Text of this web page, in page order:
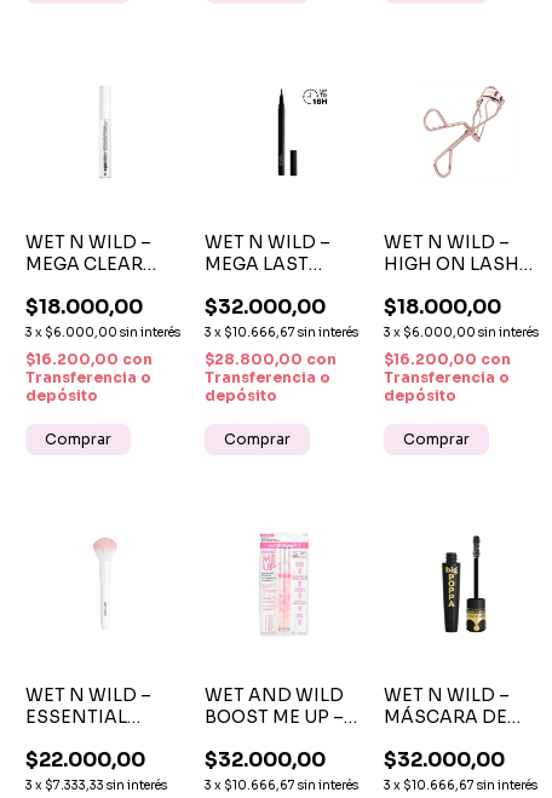
WET N WILD –
MEGA CLEAR
MASCARA
TRANSPARENTE
$18.000,00
3 x $6.000,00 sin interés
$16.200,00 con
Transferencia o
depósito
WET N WILD –
MEGA LAST
LIQUID EYELINER
BLACK
DELINEADOR
LÍQUIDO
$32.000,00
3 x $10.666,67 sin interés
$28.800,00 con
Transferencia o
depósito
WET N WILD –
HIGH ON LASH
RIZADOR DE
PESTAÑAS
$18.000,00
3 x $6.000,00 sin interés
$16.200,00 con
Transferencia o
depósito
WET N WILD –
ESSENTIAL
BROCHA PARA
POLVO FACIAL
$22.000,00
3 x $7.333,33 sin interés
WET AND WILD
BOOST ME UP –
PARA CEJAS Y
PESTAÑAS 5 ML
$32.000,00
3 x $10.666,67 sin interés
WET N WILD –
MÁSCARA DE
POPPA
WASHABLE
$32.000,00
3 x $10.666,67 sin interés